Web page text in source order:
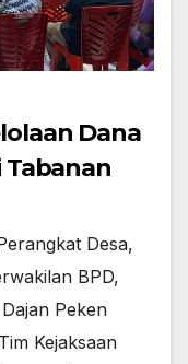
Dana
Tabanan
Desa,
BPD,
Peken
Kejaksaan